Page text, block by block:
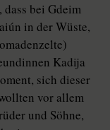
bei Gdeim
in der Wüste,
Kadija
sich dieser
vor allem
und Söhne,